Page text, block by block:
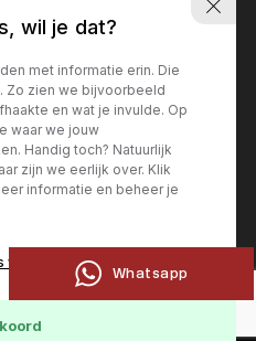
Whatsapp
wil je dat?
met informatie erin. Die
Zo zien we bijvoorbeeld
en wat je invulde. Op
waar we jouw
Handig toch? Natuurlijk
zijn we eerlijk over. Klik
informatie en beheer je
weigeren